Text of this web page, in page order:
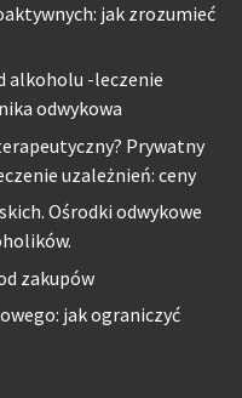
jak zrozumieć
alkoholu -leczenie
odwykowa
Prywatny
uzależnień: ceny
Ośrodki odwykowe
zakupów
jak ograniczyć